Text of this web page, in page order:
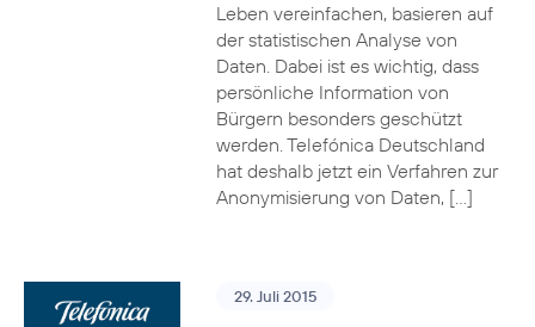
Leben vereinfachen, basieren auf
der statistischen Analyse von
Daten. Dabei ist es wichtig, dass
persönliche Information von
Bürgern besonders geschützt
werden. Telefónica Deutschland
hat deshalb jetzt ein Verfahren zur
Anonymisierung von Daten, […]
29. Juli 2015